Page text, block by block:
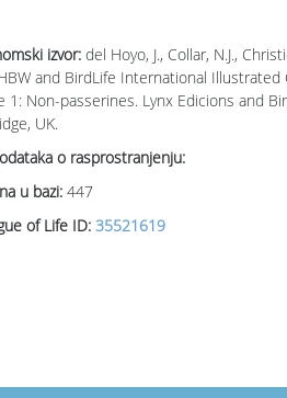
izvor: del Hoyo, J., Collar, N.J.,
and BirdLife International
1: Non-passerines. Lynx Edicions and
UK.
o rasprostranjenju:
u bazi: 447
of Life ID: 35521619